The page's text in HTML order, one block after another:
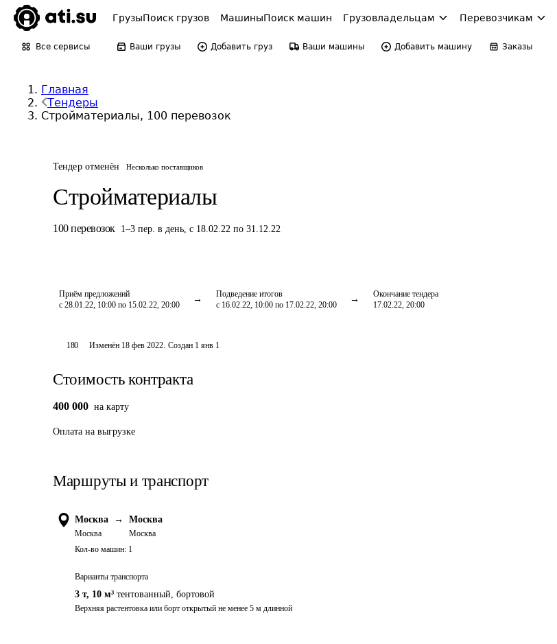
ГрузыПоиск грузов МашиныПоиск машин Грузовладельцам Перевозчикам
Все сервисы Ваши грузы Добавить груз Ваши машины Добавить машину Заказы
Главная
Тендеры
Стройматериалы, 100 перевозок
Тендер отменён Несколько поставщиков
Стройматериалы
100 перевозок 1–3 пер. в день, с 18.02.22 по 31.12.22
Приём предложений
с 28.01.22, 10:00 по 15.02.22, 20:00
Подведение итогов
с 16.02.22, 10:00 по 17.02.22, 20:00
Окончание тендера
17.02.22, 20:00
180 Изменён 18 фев 2022. Создан 1 янв 1
Стоимость контракта
400 000 на карту
Оплата на выгрузке
Маршруты и транспорт
Москва →
Москва
Москва
Москва
Кол-во машин: 1
Варианты транспорта
3 т, 10 м³ тентованный, бортовой
Верхняя растентовка или борт открытый не менее 5 м длинной